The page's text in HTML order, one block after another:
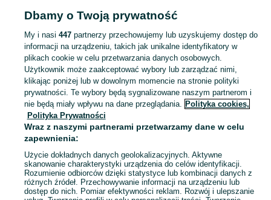
Zobacz Więcej
Moda Mazowieckie ▶️ Odzież, obuwie, torebki, akcesoria i biżuteria ✅ Nowe i używane w atrakcyjnych cenach ✌ Znajdź najlepsze ogłoszenia na OLX.pl! Zobacz
Mapa kategorii
Mapa miejscowości
Mapa ministron
Popularne wyszukiwania
Dbamy o Twoją prywatność
My i nasi 447partnerzy przechowujemy lub uzyskujemy dostęp do
informacji na urządzeniu, takich jak unikalne identyfikatory w
plikach cookie w celu przetwarzania danych osobowych.
Użytkownik może zaakceptować wybory lub zarządzać nimi,
klikając poniżej lub w dowolnym momencie na stronie polityki
prywatności. Te wybory będą sygnalizowane naszym partnerom i
nie będą miały wpływu na dane przeglądania. Polityka cookies,
Polityka Prywatności
Wraz z naszymi partnerami przetwarzamy dane w celu
zapewnienia:
Użycie dokładnych danych geolokalizacyjnych. Aktywne
skanowanie charakterystyki urządzenia do celów identyfikacji.
Rozumienie odbiorców dzięki statystyce lub kombinacji danych z
różnych źródeł. Przechowywanie informacji na urządzeniu lub
dostęp do nich. Pomiar efektywności reklam. Rozwój i ulepszanie